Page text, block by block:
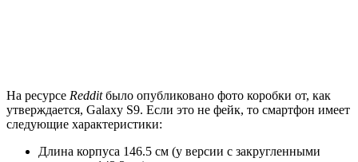
На ресурсе Redditбыло опубликовано фото коробки от, как
утверждается, Galaxy S9. Если это не фейк, то смартфон имеет
следующие характеристики:
Длина корпуса 146.5 см (у версии с закругленными